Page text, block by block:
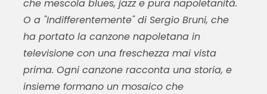
che mescola blues, jazz e pura napoletanità.
O a "Indifferentemente" di Sergio Bruni, che
ha portato la canzone napoletana in
televisione con una freschezza mai vista
prima. Ogni canzone racconta una storia, e
insieme formano un mosaico che